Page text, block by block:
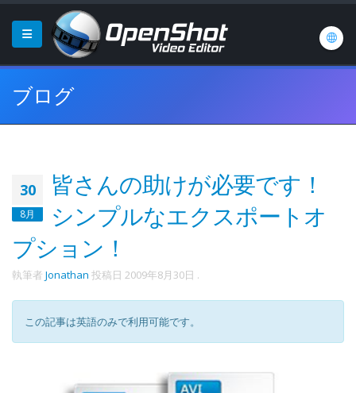
ブログ
30
8月
皆さんの助けが必要です！
シンプルなエクスポートオ
プション！
執筆者 Jonathan 投稿日 2009年8月30日 .
この記事は英語のみで利用可能です。